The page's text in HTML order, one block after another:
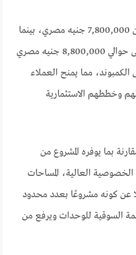
وتبدأ أسعار الفلل داخل المشروع من 7,800,000 جنيه مصري، بينما
تصل بعض الوحدات الأعلى تميزًا إلى حوالي 8,800,000 جنيه مصري
مما يمنح العملاء
وخططهم الاستثمارية
بما يوفره المشروع من
العالية، المساحات
عن كونه مشروعًا بعدد محدود
السوقية للوحدات ويرفع من